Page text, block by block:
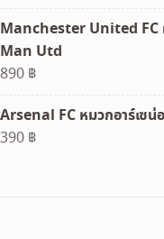
Manchester United
Man Utd
890 ฿
Arsenal FC หมวกอาร์เซน่
390 ฿